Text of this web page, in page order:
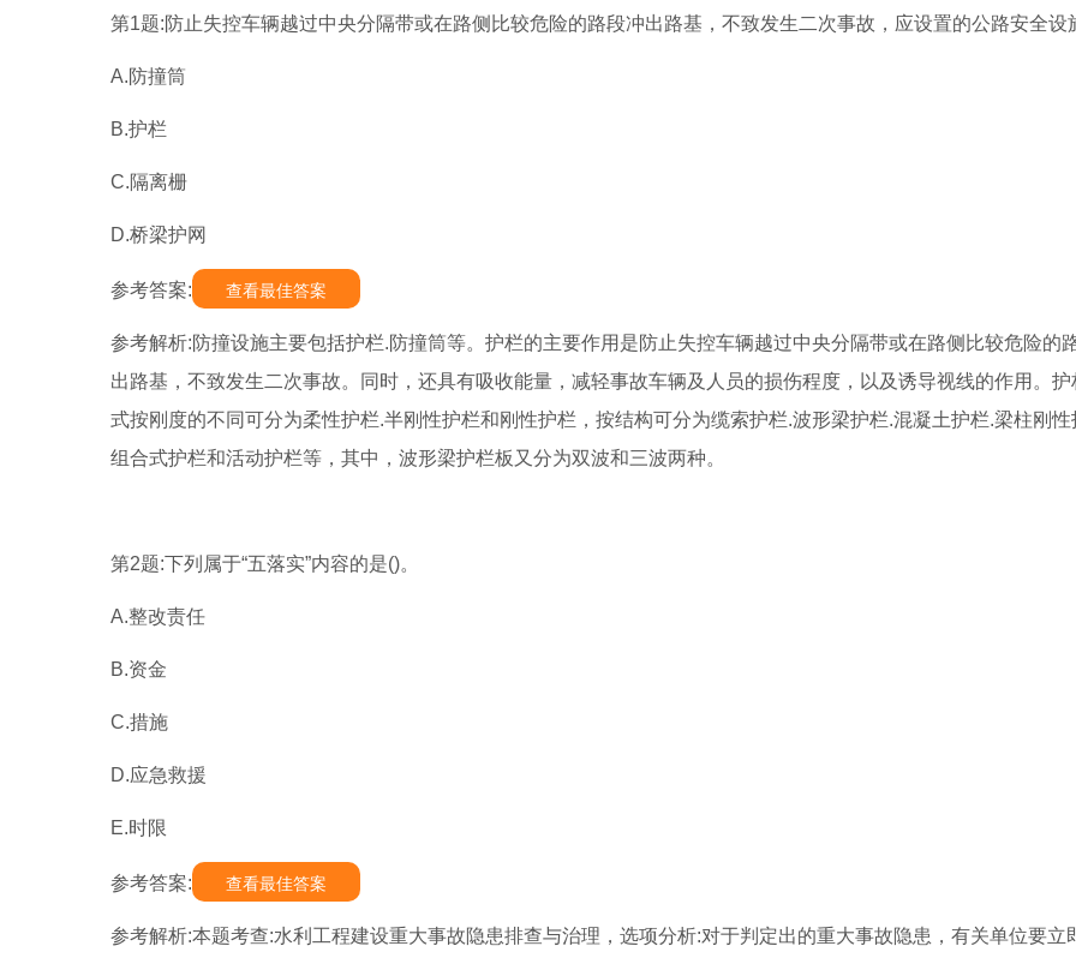
第1题:防止失控车辆越过中央分隔带或在路侧比较危险的路段冲出路基，不致发生二次事故，应设置的公路安全设
A.防撞筒
B.护栏
C.隔离栅
D.桥梁护网
参考答案: 查看最佳答案
参考解析:防撞设施主要包括护栏.防撞筒等。护栏的主要作用是防止失控车辆越过中央分隔带或在路侧比较危险的
出路基，不致发生二次事故。同时，还具有吸收能量，减轻事故车辆及人员的损伤程度，以及诱导视线的作用。护
式按刚度的不同可分为柔性护栏.半刚性护栏和刚性护栏，按结构可分为缆索护栏.波形梁护栏.混凝土护栏.梁柱刚性
组合式护栏和活动护栏等，其中，波形梁护栏板又分为双波和三波两种。
第2题:下列属于“五落实”内容的是()。
A.整改责任
B.资金
C.措施
D.应急救援
E.时限
参考答案: 查看最佳答案
参考解析:本题考查:水利工程建设重大事故隐患排查与治理，选项分析:对于判定出的重大事故隐患，有关单位要立